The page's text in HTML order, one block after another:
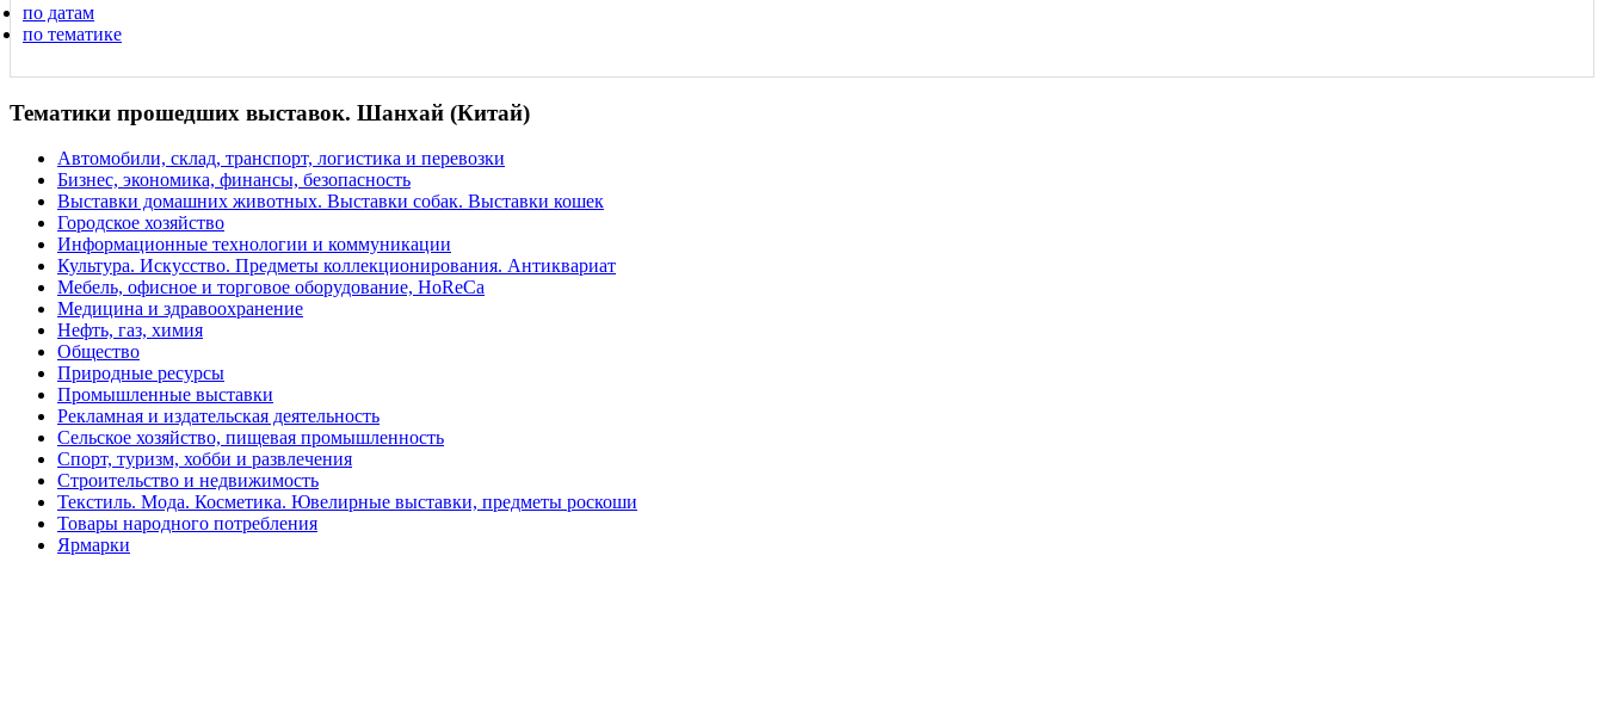
по датам
по тематике
Тематики прошедших выставок. Шанхай (Китай)
Автомобили, склад, транспорт, логистика и перевозки
Бизнес, экономика, финансы, безопасность
Выставки домашних животных. Выставки собак. Выставки кошек
Городское хозяйство
Информационные технологии и коммуникации
Культура. Искусство. Предметы коллекционирования. Антиквариат
Мебель, офисное и торговое оборудование, HoReCa
Медицина и здравоохранение
Нефть, газ, химия
Общество
Природные ресурсы
Промышленные выставки
Рекламная и издательская деятельность
Сельское хозяйство, пищевая промышленность
Спорт, туризм, хобби и развлечения
Строительство и недвижимость
Текстиль. Мода. Косметика. Ювелирные выставки, предметы роскоши
Товары народного потребления
Ярмарки